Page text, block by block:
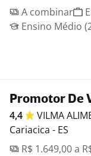
A combinar
Ensino Médio
Promotor De
4,4 VILMA
Cariacica - ES
R$ 1.649,00 a